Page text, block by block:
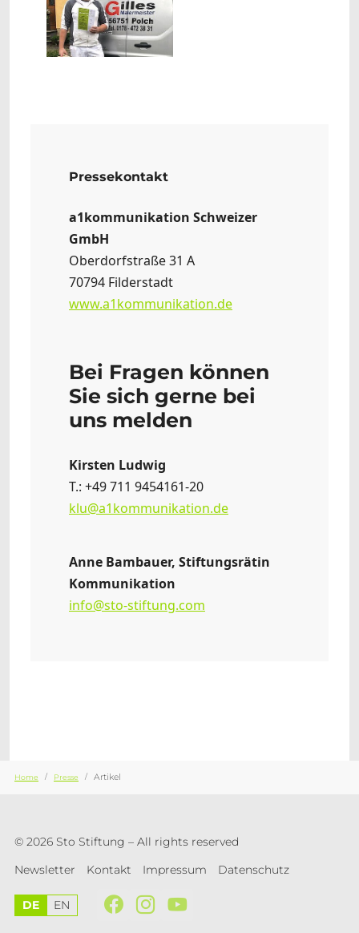
Pressekontakt
a1kommunikation Schweizer
GmbH
Oberdorfstraße 31 A
70794 Filderstadt
www.a1kommunikation.de
Bei Fragen können
Sie sich gerne bei
uns melden
Kirsten Ludwig
T.: +49 711 9454161-20
klu@a1kommunikation.de
Anne Bambauer, Stiftungsrätin
Kommunikation
info@sto-stiftung.com
Home Presse Artikel
© 2026 Sto Stiftung – All rights reserved
Newsletter
Kontakt Impressum Datenschutz
DE EN
FacebookInstagramYouTube